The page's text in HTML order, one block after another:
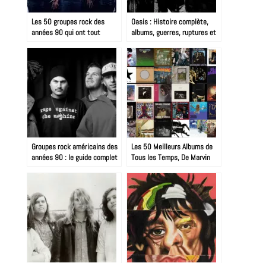
Les 50 groupes rock des
années 90 qui ont tout
Oasis : Histoire complète,
albums, guerres, ruptures et
Groupes rock américains des
années 90 : le guide complet
Les 50 Meilleurs Albums de
Tous les Temps, De Marvin
Révolutions Sonores